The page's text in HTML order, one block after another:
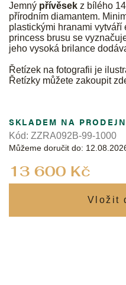
Jemný přívěsek z bílého
přírodním diamantem.
plastickými hranami
princess brusu se
jeho vysoká brilance
Řetízek na fotografii je
Řetízky můžete zakoupit
13 600 Kč
SKLADEM NA
Můžeme doručit do:
Kód: ZZRA092B-99-1000